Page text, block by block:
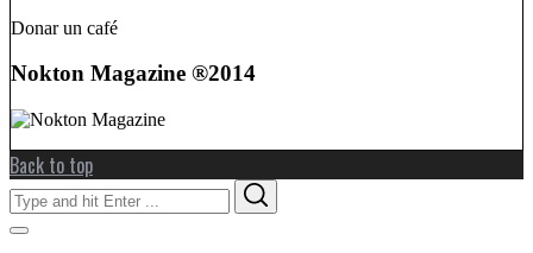
Donar un café
Nokton Magazine ®2014
Back to top
Search
for: